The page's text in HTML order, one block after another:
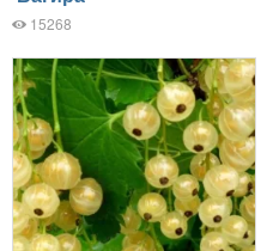
15268